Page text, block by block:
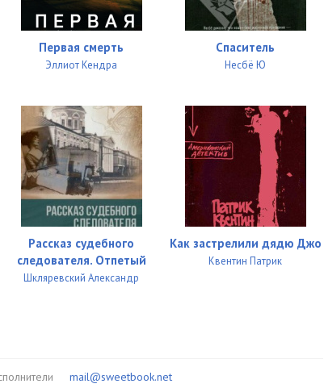
Первая смерть
Эллиот Кендра
Спаситель
Несбё Ю
Рассказ судебного
следователя. Отпетый
Шкляревский Александр
Как застрелили дядю Джо
Квентин Патрик
mail@sweetbook.net